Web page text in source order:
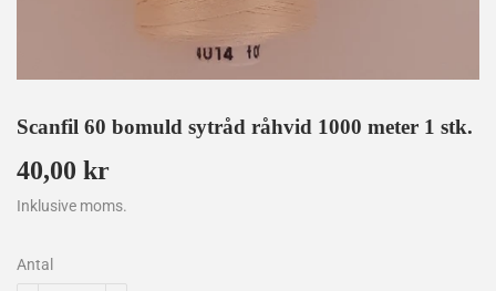
Scanfil 60 bomuld sytråd råhvid 1000 meter 1 stk.
40,00 kr
kr
Inklusive moms.
Antal